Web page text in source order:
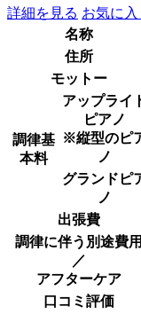
詳細を見る お気に
名称
住所
モットー
調律基
本料
アップライ
ピアノ
※縦型のピ
ノ
グランドピ
ノ
出張費
調律に伴う別途費用
／
アフターケア
口コミ評価